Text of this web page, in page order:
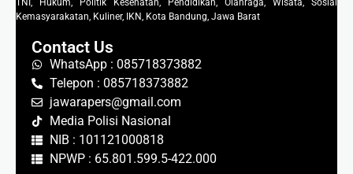
TNI, Hukum, Politik Kesehatan, Pendidikan, Olahraga, Wisata, Sosial
Kemasyarakatan, Kuliner, IKN, Kota Bandung, Jawa Barat
Contact Us
WhatsApp : 085718373882
Telepon : 085718373882
jawarapers@gmail.com
Media Polisi Nasional
NIB : 101121000818
NPWP : 65.801.599.5-422.000